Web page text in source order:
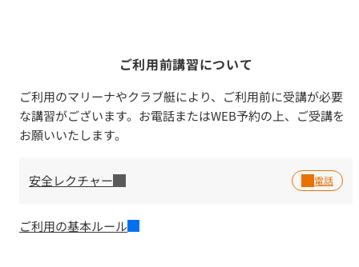
ご利用前講習について
ご利用のマリーナやクラブ艇により、ご利用前に受講が必要
な講習がございます。お電話またはWEB予約の上、ご受講を
お願いいたします。
安全レクチャー
ご利用の基本ルール